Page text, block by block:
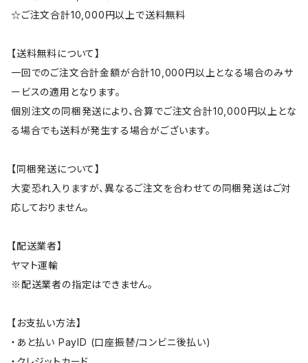
☆ご注文合計10,000円以上で送料無料
【送料無料について】
一回でのご注文合計金額が合計10,000円以上となる場合のみサ
ービスの適用となります。
個別注文の同梱発送により、合算でご注文合計10,000円以上とな
る場合でも送料が発生する場合がございます。
【同梱発送について】
大変恐れ入りますが、異なるご注文を合わせての同梱発送はご対
応しておりません。
【配送業者】
ヤマト運輸
※配送業者の指定はできません。
【お支払い方法】
・あと払い PayID (口座振替/コンビニ後払い)